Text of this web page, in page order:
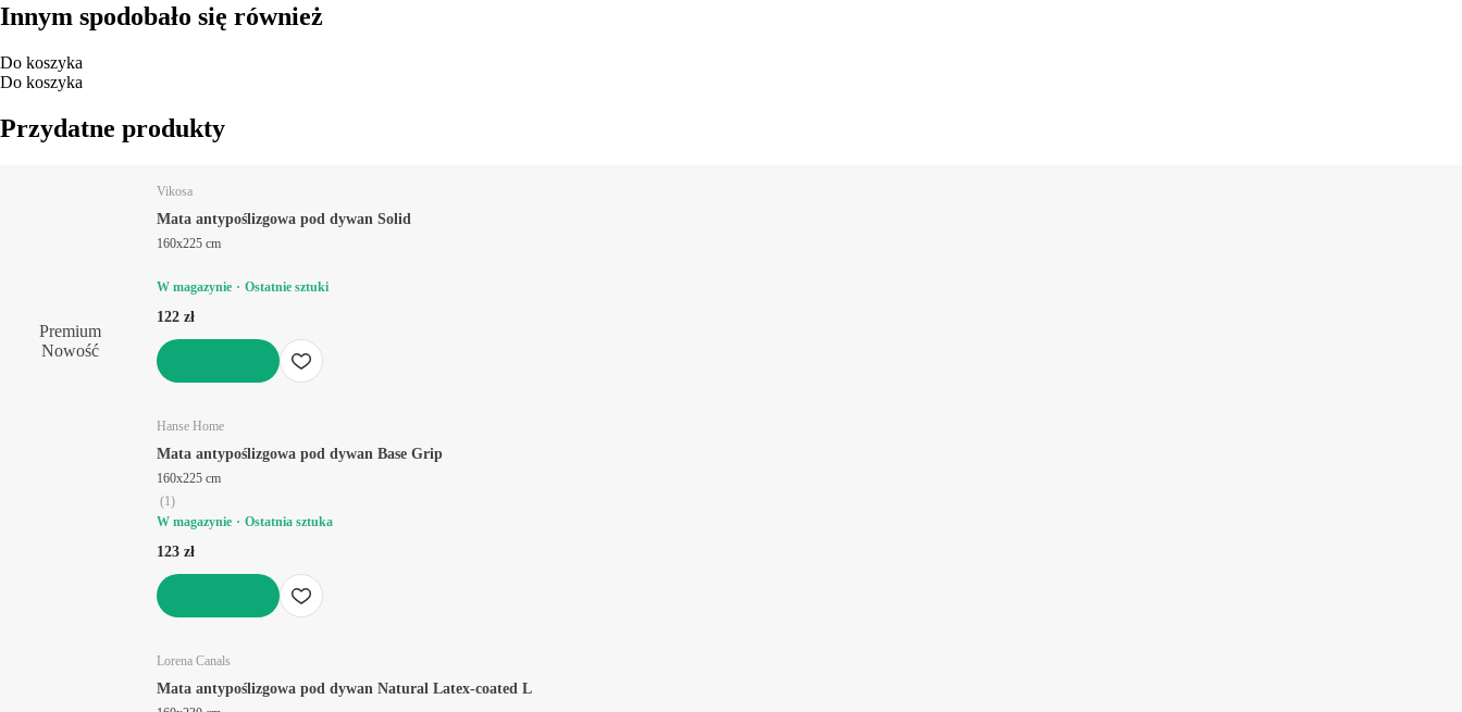
Innym spodobało się również
Do koszyka
Do koszyka
Przydatne produkty
Premium
Nowość
Vikosa
Mata antypoślizgowa pod dywan Solid
160x225 cm
W magazynie Ostatnie sztuki
122 zł
Hanse Home
Mata antypoślizgowa pod dywan Base Grip
160x225 cm
(1)
W magazynie
Ostatnia sztuka
123 zł
Lorena Canals
Mata antypoślizgowa pod dywan Natural Latex-coated L